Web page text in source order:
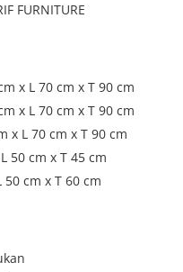
FURNITURE
x L 70 cm x T 90 cm
x L 70 cm x T 90 cm
x L 70 cm x T 90 cm
50 cm x T 45 cm
cm x T 60 cm